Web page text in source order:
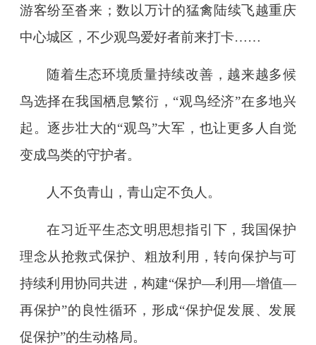
游客纷至沓来；数以万计的猛禽陆续飞越重庆
中心城区，不少观鸟爱好者前来打卡……
随着生态环境质量持续改善，越来越多候
鸟选择在我国栖息繁衍，“观鸟经济”在多地兴
起。逐步壮大的“观鸟”大军，也让更多人自觉
变成鸟类的守护者。
人不负青山，青山定不负人。
在习近平生态文明思想指引下，我国保护
理念从抢救式保护、粗放利用，转向保护与可
持续利用协同共进，构建“保护—利用—增值—
再保护”的良性循环，形成“保护促发展、发展
促保护”的生动格局。